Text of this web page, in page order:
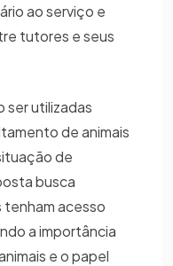
ao serviço e
tutores e seus
ser utilizadas
de animais
de
busca
acesso
a importância
e o papel